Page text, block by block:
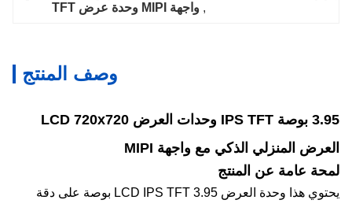
, واجهة MIPI وحدة عرض TFT
وصف المنتج
3.95 بوصة IPS TFT وحدات العرض LCD 720x720
العرض المنزلي الذكي مع واجهة MIPI
لمحة عامة عن المنتج
يحتوي هذا وحدة العرض LCD IPS TFT 3.95 بوصة على دقة